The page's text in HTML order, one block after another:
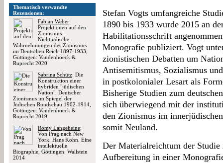
Thematisch verwandte
Rezensionen:
Fabian Weber:
Projektionen auf den
Zionismus.
Nichtjüdische
Wahrnehmungen des Zionismus
im Deutschen Reich 1897-1933,
Göttingen: Vandenhoeck &
Ruprecht 2020
Sabrina Schütz: Die
Konstruktion einer
hybriden "jüdischen
Nation". Deutscher
Zionismus im Spiegel der
Jüdischen Rundschau 1902-1914,
Göttingen: Vandenhoeck &
Ruprecht 2019
Romy Langeheine:
Von Prag nach New
York. Hans Kohn. Eine
intellektuelle
Biographie, Göttingen: Wallstein
2014
Stefan Vogts umfangreiche
1890 bis 1933 wurde 2015 an
Habilitationsschrift
Monografie publiziert. Vogt
zionistischen Debatten um
Antisemitismus, Sozialismus
in postkolonialer Lesart als
Bisherige Studien zum
sich überwiegend mit der
den Zionismus im
somit Neuland.
Der Materialreichtum der Studie
Aufbereitung in einer